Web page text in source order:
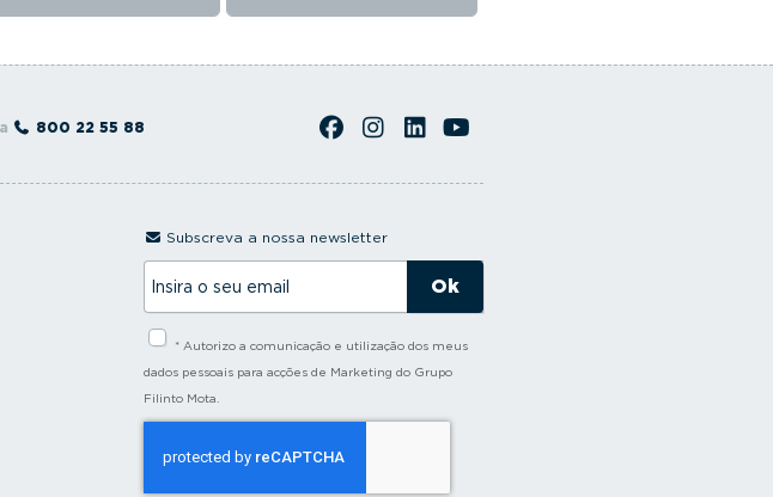
800 22 55 88
Subscreva a nossa newsletter
s
r
a
s
e
* Autorizo a comunicação e utilização dos meus
dados pessoais para acções de Marketing do Grupo
Filinto Mota.